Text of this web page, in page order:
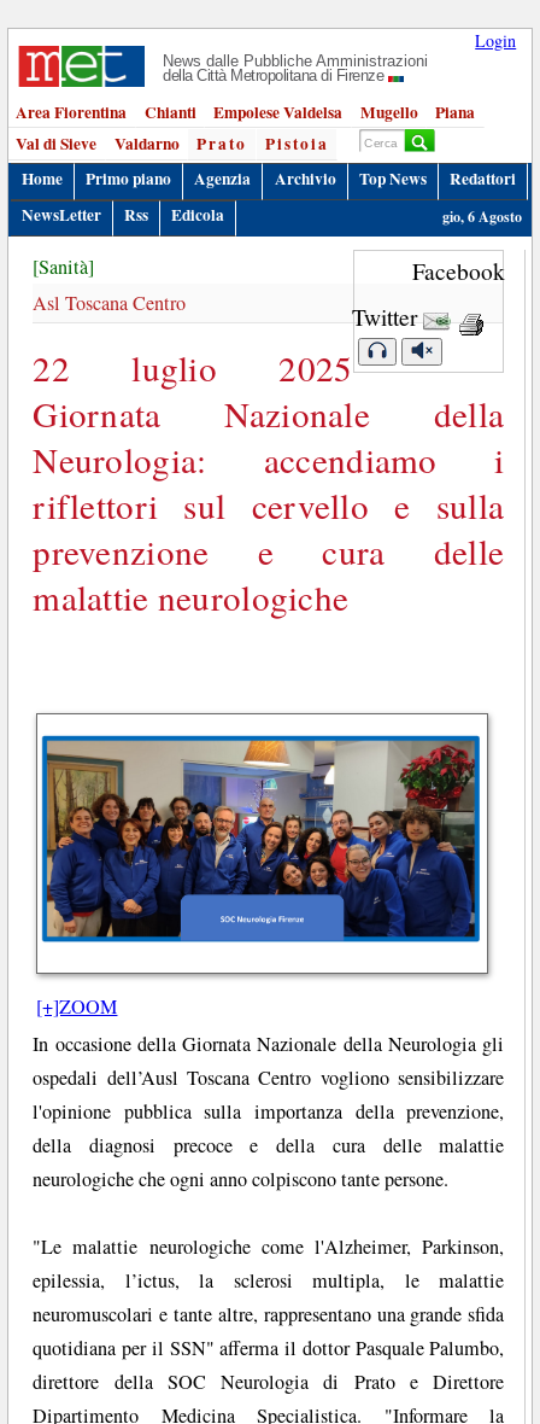
Login
News dalle Pubbliche Amministrazioni
della Città Metropolitana di Firenze
Area Fiorentina Chianti Empolese Valdelsa Mugello
Piana
Val di Sieve
Valdarno Prato
Pistoia
Home
Primo piano Agenzia Archivio Top News
Redattori
NewsLetter
Rss Edicola gio, 6 Agosto
Facebook
Twitter
[Sanità]
Asl Toscana Centro
22 luglio 2025
Giornata Nazionale della
Neurologia: accendiamo i
riflettori sul cervello e sulla
prevenzione e cura delle
malattie neurologiche
[+]ZOOM
In occasione della Giornata Nazionale della Neurologia gli
ospedali dell’Ausl Toscana Centro vogliono sensibilizzare
l'opinione pubblica sulla importanza della prevenzione,
della diagnosi precoce e della cura delle malattie
neurologiche che ogni anno colpiscono tante persone.
"Le malattie neurologiche come l'Alzheimer, Parkinson,
epilessia, l’ictus, la sclerosi multipla, le malattie
neuromuscolari e tante altre, rappresentano una grande sfida
quotidiana per il SSN" afferma il dottor Pasquale Palumbo,
direttore della SOC Neurologia di Prato e Direttore
Dipartimento Medicina Specialistica. "Informare la